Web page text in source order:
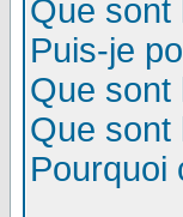
Que sont
Puis-je
Que sont
Que sont
Pourquoi